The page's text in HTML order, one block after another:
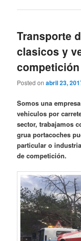
Transporte
clasicos y
competición
Posted onabril 23,
Somos una
vehiculos por
sector, trabajamos
grua portacoches
particular o
de competición.